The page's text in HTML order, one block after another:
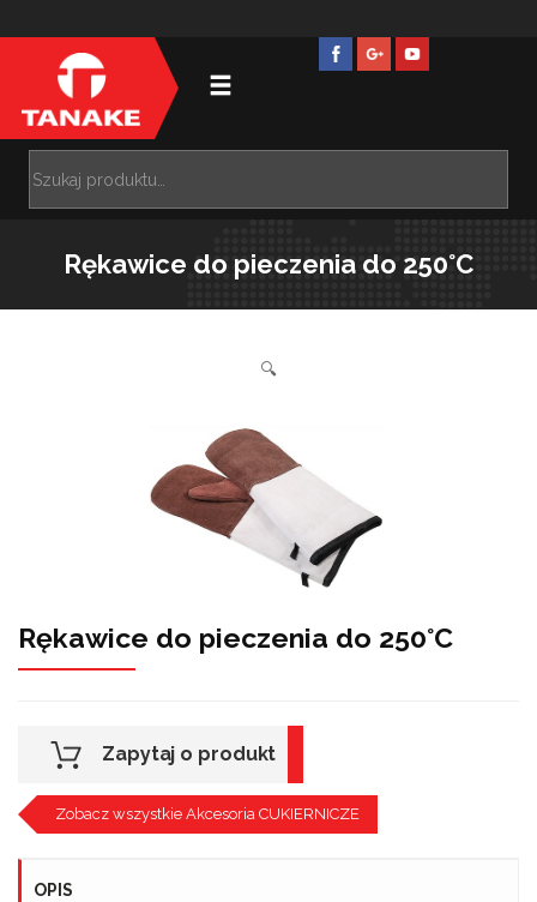
Rękawice do pieczenia do 250°C
🔍
Rękawice do pieczenia do 250°C
Zapytaj o produkt
Zobacz wszystkie Akcesoria CUKIERNICZE
OPIS